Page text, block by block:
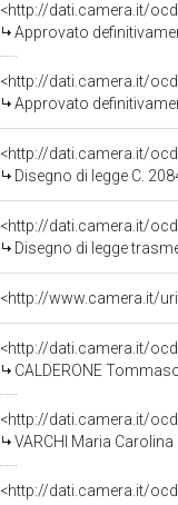
<http://dati.camera.it/
Approvato
<http://dati.camera.it/
Approvato
<http://dati.camera.it/
Disegno di legge C.
<http://dati.camera.it/
Disegno di legge
<http://www.camera.it/
<http://dati.camera.it/
CALDERONE
<http://dati.camera.it/
VARCHI Maria Carolina
<http://dati.camera.it/